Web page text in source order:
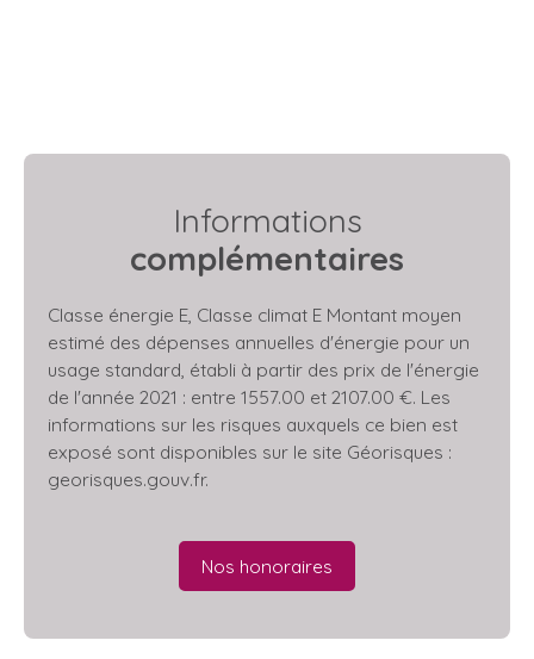
Informations
complémentaires
Classe énergie E, Classe climat E Montant moyen
estimé des dépenses annuelles d'énergie pour un
usage standard, établi à partir des prix de l'énergie
de l'année 2021 : entre 1557.00 et 2107.00 €. Les
informations sur les risques auxquels ce bien est
exposé sont disponibles sur le site Géorisques :
georisques.gouv.fr.
Nos honoraires